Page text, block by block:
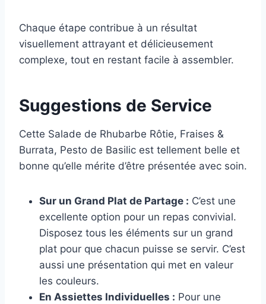
Chaque étape contribue à un résultat
visuellement attrayant et délicieusement
complexe, tout en restant facile à assembler.
Suggestions de Service
Cette Salade de Rhubarbe Rôtie, Fraises &
Burrata, Pesto de Basilic est tellement belle et
bonne qu’elle mérite d’être présentée avec soin.
Sur un Grand Plat de Partage : C’est une
excellente option pour un repas convivial.
Disposez tous les éléments sur un grand
plat pour que chacun puisse se servir. C’est
aussi une présentation qui met en valeur
les couleurs.
En Assiettes Individuelles : Pour une